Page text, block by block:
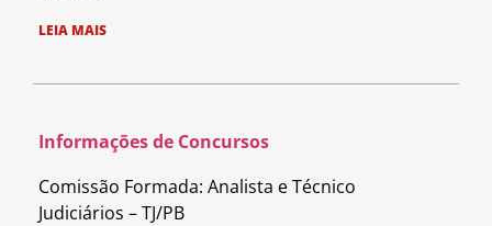
LEIA MAIS
Informações de Concursos
Comissão Formada: Analista e Técnico
Judiciários – TJ/PB